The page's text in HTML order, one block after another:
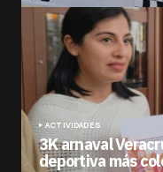
ACTIVIDADES
3K arnaval
deportiva más